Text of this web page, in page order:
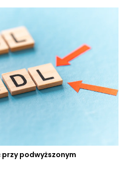
podwyższonym